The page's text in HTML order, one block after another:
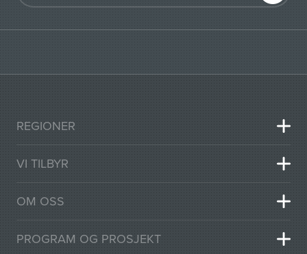
REGIONER
VI TILBYR
OM OSS
PROGRAM OG PROSJEKT